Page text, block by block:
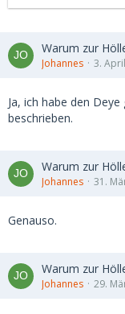
Warum zur
Johannes 3.
Ja, ich habe den
beschrieben.
Warum zur
Johannes 31.
Genauso.
Warum zur
Johannes 29.